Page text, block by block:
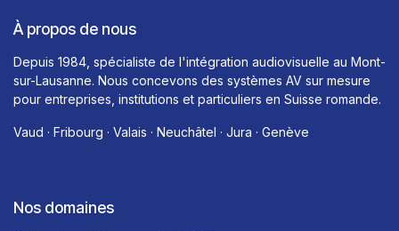
À propos de nous
Depuis 1984, spécialiste de l'intégration audiovisuelle au Mont-
sur-Lausanne. Nous concevons des systèmes AV sur mesure
pour entreprises, institutions et particuliers en Suisse romande.
Vaud · Fribourg · Valais · Neuchâtel · Jura · Genève
Nos domaines